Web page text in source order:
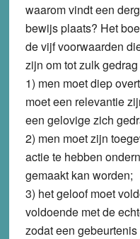
waarom vindt een
bewijs plaats? Het
de vijf voorwaarden
zijn om tot zulk
1) men moet diep
moet een relevantie
een gelovige zich
2) men moet zijn
actie te hebben
gemaakt kan worden;
3) het geloof moet
voldoende met de
zodat een